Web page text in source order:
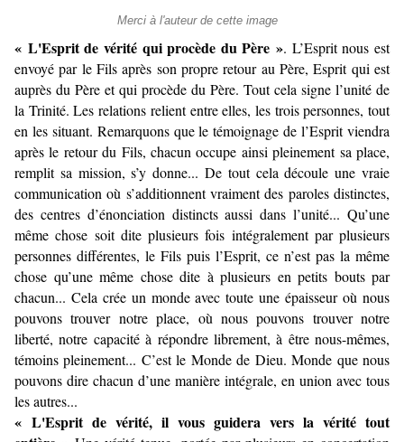
Merci à l'auteur de cette image
« L'Esprit de vérité qui procède du Père ». L’Esprit nous est
envoyé par le Fils après son propre retour au Père, Esprit qui est
auprès du Père et qui procède du Père. Tout cela signe l’unité de
la Trinité. Les relations relient entre elles, les trois personnes, tout
en les situant. Remarquons que le témoignage de l’Esprit viendra
après le retour du Fils, chacun occupe ainsi pleinement sa place,
remplit sa mission, s’y donne... De tout cela découle une vraie
communication où s’additionnent vraiment des paroles distinctes,
des centres d’énonciation distincts aussi dans l’unité... Qu’une
même chose soit dite plusieurs fois intégralement par plusieurs
personnes différentes, le Fils puis l’Esprit, ce n’est pas la même
chose qu’une même chose dite à plusieurs en petits bouts par
chacun... Cela crée un monde avec toute une épaisseur où nous
pouvons trouver notre place, où nous pouvons trouver notre
liberté, notre capacité à répondre librement, à être nous-mêmes,
témoins pleinement... C’est le Monde de Dieu. Monde que nous
pouvons dire chacun d’une manière intégrale, en union avec tous
les autres...
« L'Esprit de vérité, il vous guidera vers la vérité tout